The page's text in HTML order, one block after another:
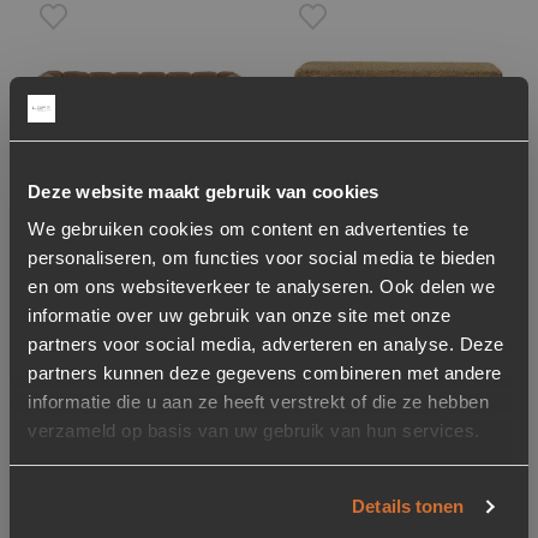
Deze website maakt gebruik van cookies
We gebruiken cookies om content en advertenties te
personaliseren, om functies voor social media te bieden
en om ons websiteverkeer te analyseren. Ook delen we
informatie over uw gebruik van onze site met onze
partners voor social media, adverteren en analyse. Deze
partners kunnen deze gegevens combineren met andere
informatie die u aan ze heeft verstrekt of die ze hebben
verzameld op basis van uw gebruik van hun services.
Details tonen
Toevoegen aan verlanglijstje
Verwijderen van verlanglijst
Bank Cubetto 220cm,
Chenille – Bruin
Op voorraad
Levertijd: 2-5 werkdagen
Toevoegen aan
Verwijderen van verlanglijst
Bankje Omla –
Mosterd
Op voorraad
Levertijd: 2-5 werkdagen